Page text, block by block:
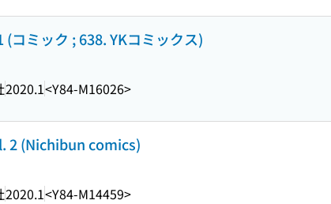
コミック ; 638. YKコミックス)
2020.1<Y84-M16026>
2 (Nichibun comics)
2020.1<Y84-M14459>